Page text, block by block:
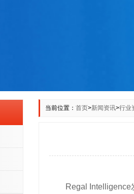
当前位置： 首页>新闻资讯>行业
Regal Intelligence